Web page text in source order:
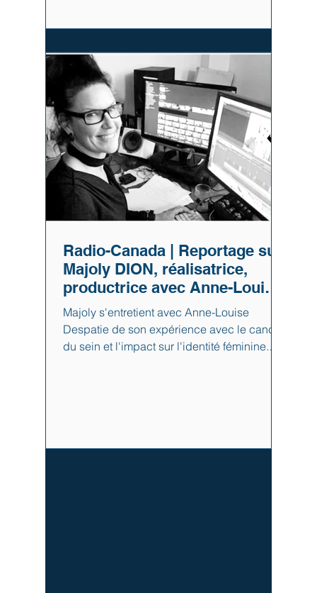
#pressezicijaibesoindetreaimee
#entrevuedemajolydion #cancerdusein
#troubledepersonnalitélimite
#gestiondesemotions
#dependanceaffective #culpabilite
Radio-Canada | Reportage sur
Majoly DION, réalisatrice,
productrice avec Anne-Louise
Despatie | Téléjournal Montréal
Majoly s'entretient avec Anne-Louise
Despatie de son expérience avec le cancer
du sein et l'impact sur l'identité féminine.